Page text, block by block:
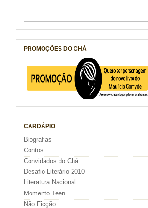
PROMOÇÕES DO CHÁ
CARDÁPIO
Biografias
Contos
Convidados do Chá
Desafio Literário 2010
Literatura Nacional
Momento Teen
Não Ficção